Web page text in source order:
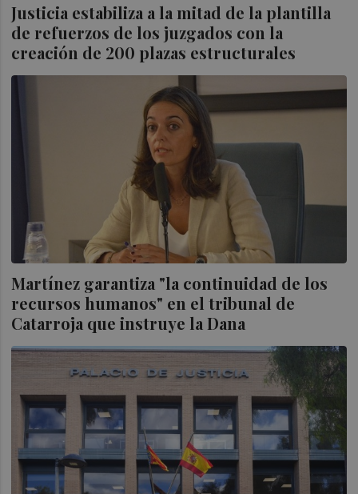
Justicia estabiliza a la mitad de la plantilla
de refuerzos de los juzgados con la
creación de 200 plazas estructurales
Martínez garantiza "la continuidad de los
recursos humanos" en el tribunal de
Catarroja que instruye la Dana